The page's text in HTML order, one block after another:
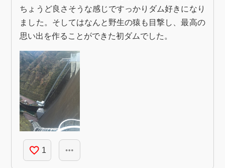
ちょうど良さそうな感じですっかりダム好きになり
ました。そしてはなんと野生の猿も目撃し、最高の
思い出を作ることができた初ダムでした。
favorite_border 1 more_horiz